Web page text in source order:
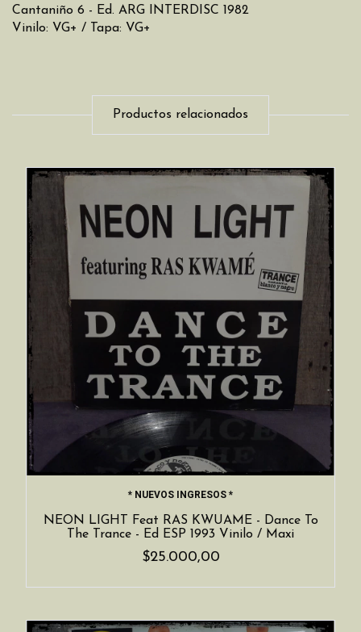
Cantaniño 6 - Ed. ARG INTERDISC 1982
Vinilo: VG+ / Tapa: VG+
Productos relacionados
* NUEVOS INGRESOS *
NEON LIGHT Feat RAS KWUAME - Dance To
The Trance - Ed ESP 1993 Vinilo / Maxi
$25.000,00